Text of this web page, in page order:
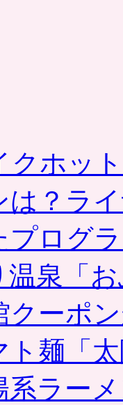
クホッ
は？ラ
プログ
温泉「
クーポ
ト麺「
系ラー